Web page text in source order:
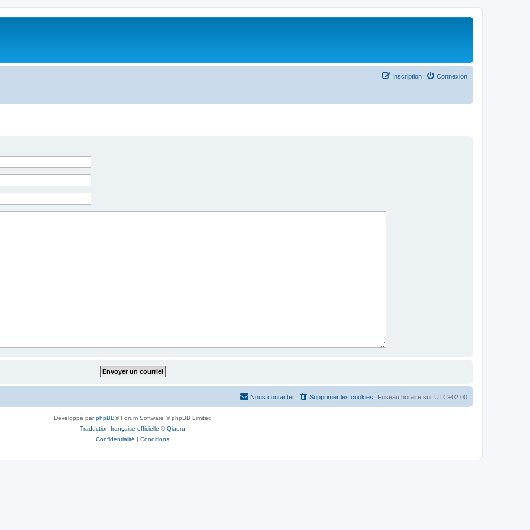
Connexion
Inscription
Fuseau horaire sur UTC+02:00
Supprimer les cookies
Nous contacter
Développé parphpBB® Forum Software © phpBB Limited
Traduction française officielle ©Qiaeru
Confidentialité | Conditions